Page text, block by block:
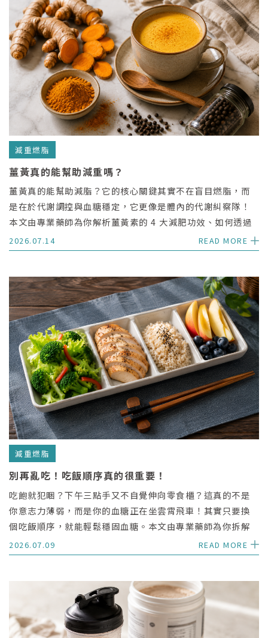
減重燃脂
薑黃真的能幫助減重嗎？
薑黃真的能幫助減脂？它的核心關鍵其實不在盲目燃脂，而
是在於代謝調控與血糖穩定，它更像是體內的代謝糾察隊！
本文由專業藥師為你解析薑黃素的 4 大減肥功效、如何透過
黑胡椒與油脂提升吸收率的 3 個關鍵，以及高劑量長期補充
的相關注意事項。
2026.07.14 READ MORE
減重燃脂
別再亂吃！吃飯順序真的很重要！
吃飽就犯睏？下午三點手又不自覺伸向零食櫃？這真的不是
你意志力薄弱，而是你的血糖正在坐雲霄飛車！其實只要換
個吃飯順序，就能輕鬆穩固血糖。本文由專業藥師為你拆解
不挨餓的降血糖 5 步驟，只要記住五字口訣，不用刻意少吃
也能讓身體代謝維持在最好狀態。
2026.07.09 READ MORE